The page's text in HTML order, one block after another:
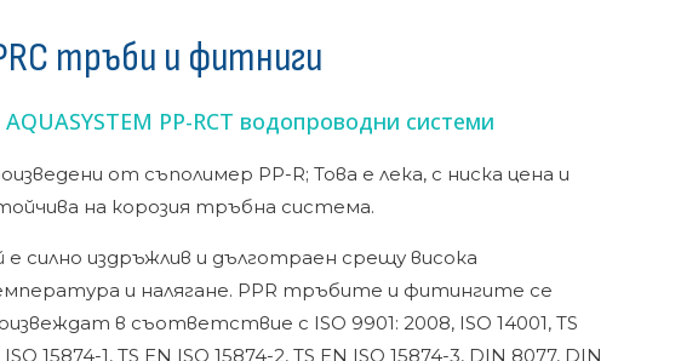
тръби и фитниги
AQUASYSTEM PP-RCT водопроводни системи
от съполимер PP-R; Това е лека, с ниска цена и
на корозия тръбна система.
е силно издръжлив и дълготраен срещу висока
и налягане. PPR тръбите и фитингите се
в съответствие с ISO 9901: 2008, ISO 14001, TS
ISO 15874-1, TS EN ISO 15874-2, TS EN ISO 15874-3, DIN 8077, DIN